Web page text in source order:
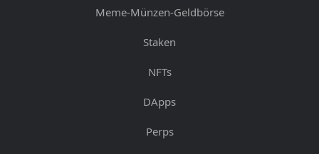
Meme-Münzen-Geldbörse
Staken
NFTs
DApps
Perps